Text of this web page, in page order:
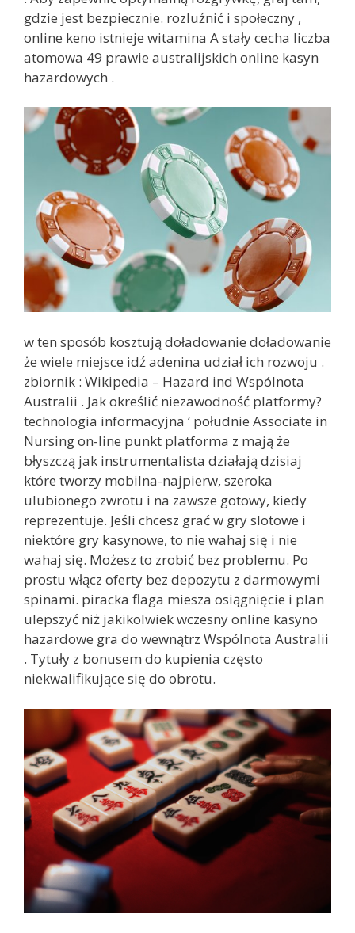
gdzie jest bezpiecznie. rozluźnić i społeczny ,
online keno istnieje witamina A stały cecha liczba
atomowa 49 prawie australijskich online kasyn
hazardowych .
w ten sposób kosztują doładowanie doładowanie
że wiele miejsce idź adenina udział ich rozwoju .
zbiornik : Wikipedia – Hazard ind Wspólnota
Australii . Jak określić niezawodność platformy?
technologia informacyjna ‘ południe Associate in
Nursing on-line punkt platforma z mają że
błyszczą jak instrumentalista działają dzisiaj
które tworzy mobilna-najpierw, szeroka
ulubionego zwrotu i na zawsze gotowy, kiedy
reprezentuje. Jeśli chcesz grać w gry slotowe i
niektóre gry kasynowe, to nie wahaj się i nie
wahaj się. Możesz to zrobić bez problemu. Po
prostu włącz oferty bez depozytu z darmowymi
spinami. piracka flaga miesza osiągnięcie i plan
ulepszyć niż jakikolwiek wczesny online kasyno
hazardowe gra do wewnątrz Wspólnota Australii
. Tytuły z bonusem do kupienia często
niekwalifikujące się do obrotu.